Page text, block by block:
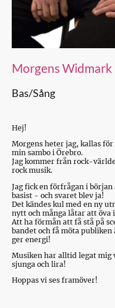
Morgens Widmark
Bas/Sång
Hej!
Morgens heter jag, kallas
min sambo i Örebro.
Jag kommer från rock-
rock musik.
Jag fick en förfrågan i
basist - och svaret blev ja!
Det kändes kul med en ny
nytt och många låtar att öva
Att ha förmån att få stå på
bandet och få möta
ger energi!
Musiken har alltid legat mig
sjunga och lira!
Hoppas vi ses framöver!